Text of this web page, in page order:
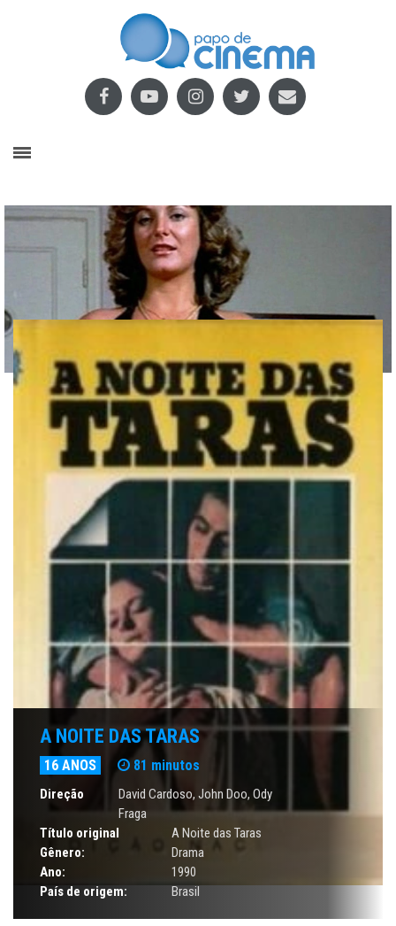
A NOITE DAS TARAS
16 ANOS 81 minutos
Direção David Cardoso, John Doo, Ody
Fraga
Título original
A Noite das Taras
Gênero:
Drama
Ano:
1990
País de origem:
Brasil